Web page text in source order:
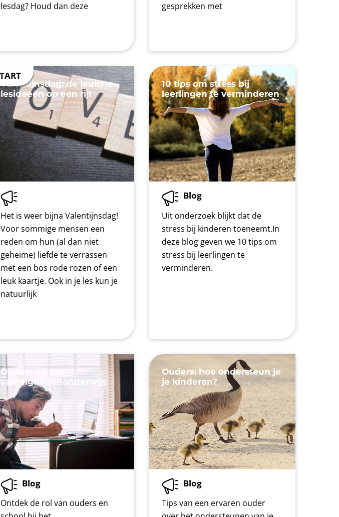
lesdag? Houd dan deze
gesprekken met
Valentijnsdag: de leukste
lesideeën op een rij!
Het is weer bijna Valentijnsdag!
Voor sommige mensen een
reden om hun (al dan niet
geheime) liefde te verrassen
met een bos rode rozen of een
leuk kaartje. Ook in je les kun je
natuurlijk
10 tips om stress bij
leerlingen te verminderen
Blog
Uit onderzoek blijkt dat de
stress bij kinderen toeneemt.In
deze blog geven we 10 tips om
stress bij leerlingen te
verminderen.
Ouders en het
vaardighedenonderwijs
Blog
Ontdek de rol van ouders en
Ouders: hoe ondersteun je
je kinderen?
Blog
Tips van een ervaren ouder